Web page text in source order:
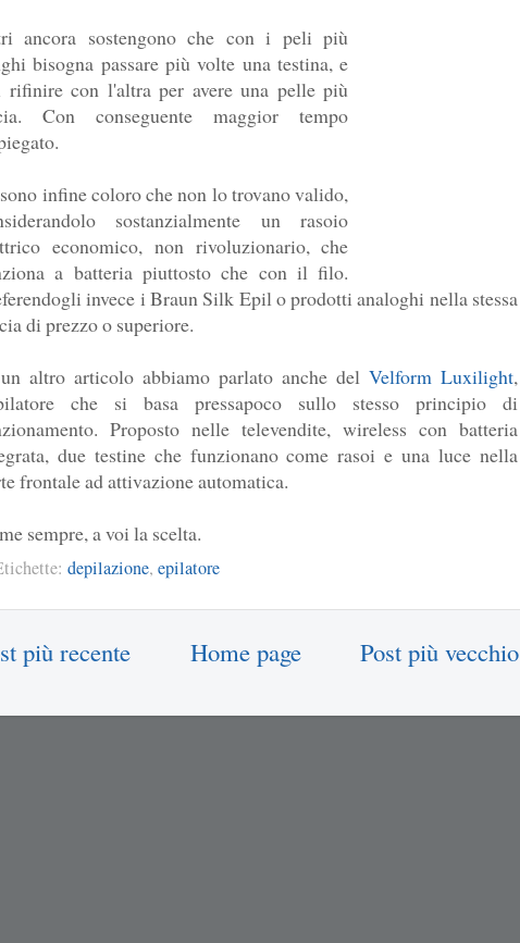
ancora sostengono che con i peli più
bisogna passare più volte una testina, e
rifinire con l'altra per avere una pelle più
Con conseguente maggior tempo
infine coloro che non lo trovano valido,
sostanzialmente un rasoio
economico, non rivoluzionario, che
a batteria piuttosto che con il filo.
invece i Braun Silk Epil o prodotti analoghi nella stessa
di prezzo o superiore.
altro articolo abbiamo parlato anche del Velform Luxilight,
che si basa pressapoco sullo stesso principio di
Proposto nelle televendite, wireless con batteria
due testine che funzionano come rasoi e una luce nella
frontale ad attivazione automatica.
sempre, a voi la scelta.
depilazione,epilatore
più recente Post più vecchio
Home page